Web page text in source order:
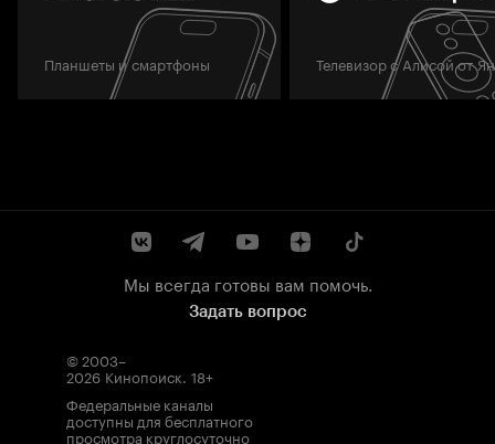
Планшеты и смартфоны Телевизор с Алисой от
Мы всегда готовы вам помочь.
Задать вопрос
© 2003–
2026 Кинопоиск. 18+
Федеральные каналы
доступны для бесплатного
просмотра круглосуточно